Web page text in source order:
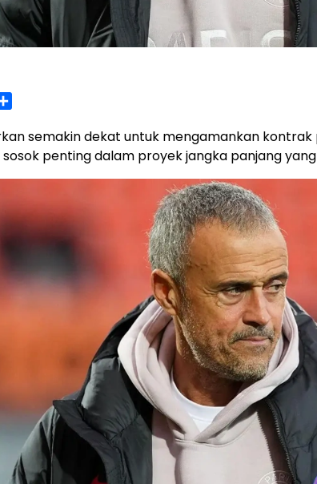
semakin dekat untuk mengamankan kontrak
penting dalam proyek jangka panjang